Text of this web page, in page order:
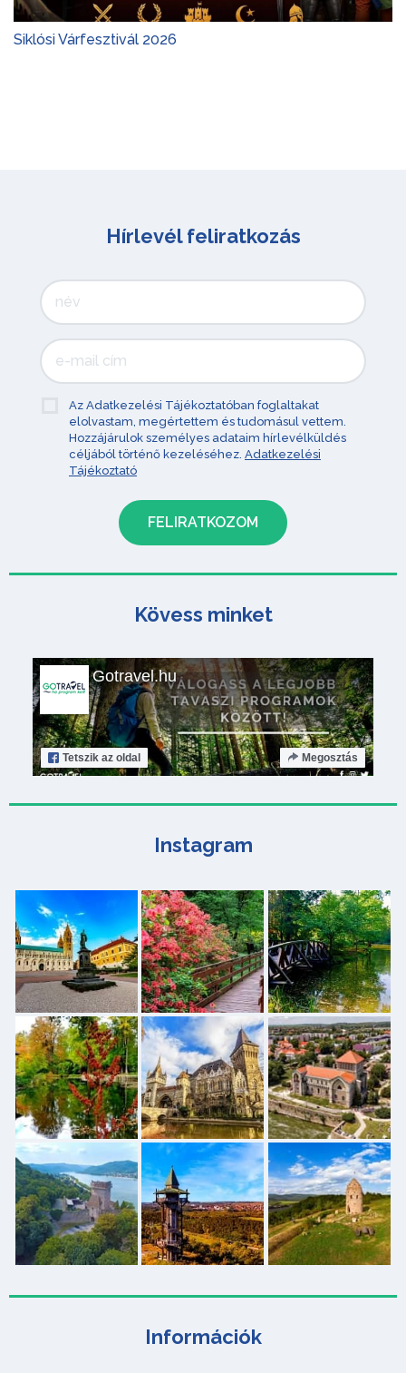
Siklósi Várfesztivál 2026
Információk
Hírlevél feliratkozás
Az Adatkezelési Tájékoztatóban foglaltakat
elolvastam, megértettem és tudomásul vettem.
Hozzájárulok személyes adataim hírlevélküldés
céljából történő kezeléséhez. Adatkezelési
Tájékoztató
Kövess minket
Gotravel.hu
Tetszik az oldal Megosztás
Instagram